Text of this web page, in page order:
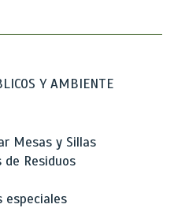
Y AMBIENTE
Mesas y Sillas
de Residuos
especiales